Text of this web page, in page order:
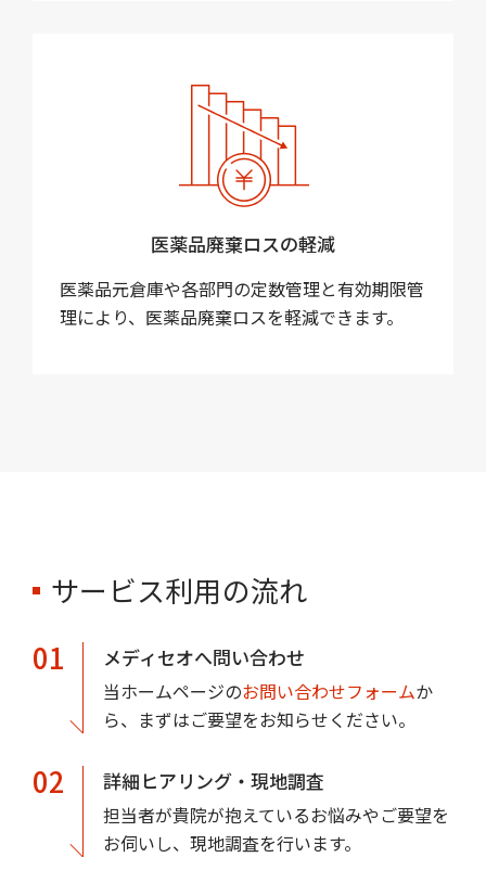
医薬品廃棄ロスの軽減
医薬品元倉庫や各部門の定数管理と有効期限管
理により、医薬品廃棄ロスを軽減できます。
サービス利用の流れ
01
メディセオへ問い合わせ
当ホームページのお問い合わせフォームか
ら、まずはご要望をお知らせください。
02 詳細ヒアリング・現地調査
担当者が貴院が抱えているお悩みやご要望を
お伺いし、現地調査を行います。